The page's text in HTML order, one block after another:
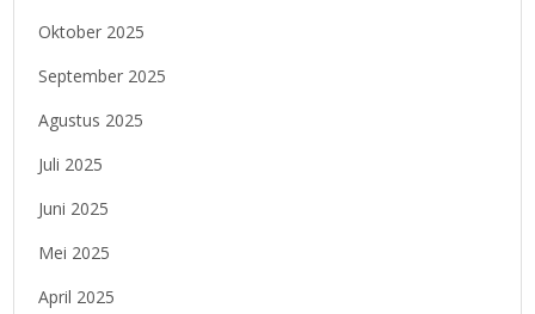
Oktober 2025
September 2025
Agustus 2025
Juli 2025
Juni 2025
Mei 2025
April 2025